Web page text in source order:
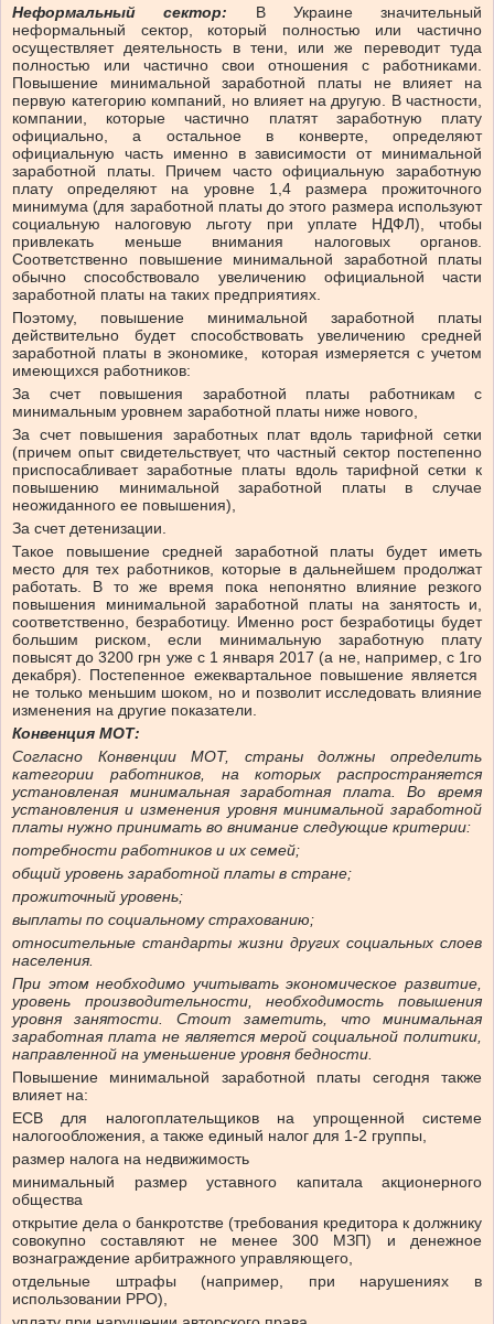
Неформальный сектор: В Украине значительный
неформальный сектор, который полностью или частично
осуществляет деятельность в тени, или же переводит туда
полностью или частично свои отношения с работниками.
Повышение минимальной заработной платы не влияет на
первую категорию компаний, но влияет на другую. В частности,
компании, которые частично платят заработную плату
официально, а остальное в конверте, определяют
официальную часть именно в зависимости от минимальной
заработной платы. Причем часто официальную заработную
плату определяют на уровне 1,4 размера прожиточного
минимума (для заработной платы до этого размера используют
социальную налоговую льготу при уплате НДФЛ), чтобы
привлекать меньше внимания налоговых органов.
Соответственно повышение минимальной заработной платы
обычно способствовало увеличению официальной части
заработной платы на таких предприятиях.
Поэтому, повышение минимальной заработной платы
действительно будет способствовать увеличению средней
заработной платы в экономике, которая измеряется с учетом
имеющихся работников:
За счет повышения заработной платы работникам с
минимальным уровнем заработной платы ниже нового,
За счет повышения заработных плат вдоль тарифной сетки
(причем опыт свидетельствует, что частный сектор постепенно
приспосабливает заработные платы вдоль тарифной сетки к
повышению минимальной заработной платы в случае
неожиданного ее повышения),
За счет детенизации.
Такое повышение средней заработной платы будет иметь
место для тех работников, которые в дальнейшем продолжат
работать. В то же время пока непонятно влияние резкого
повышения минимальной заработной платы на занятость и,
соответственно, безработицу. Именно рост безработицы будет
большим риском, если минимальную заработную плату
повысят до 3200 грн уже с 1 января 2017 (а не, например, с 1го
декабря). Постепенное ежеквартальное повышение является
не только меньшим шоком, но и позволит исследовать влияние
изменения на другие показатели.
Конвенция МОТ:
Согласно Конвенции МОТ, страны должны определить
категории работников, на которых распространяется
установленая минимальная заработная плата. Во время
установления и изменения уровня минимальной заработной
платы нужно принимать во внимание следующие критерии:
потребности работников и их семей;
общий уровень заработной платы в стране;
прожиточный уровень;
выплаты по социальному страхованию;
относительные стандарты жизни других социальных слоев
населения.
При этом необходимо учитывать экономическое развитие,
уровень производительности, необходимость повышения
уровня занятости. Стоит заметить, что минимальная
заработная плата не является мерой социальной политики,
направленной на уменьшение уровня бедности.
Повышение минимальной заработной платы сегодня также
влияет на:
ЕСВ для налогоплательщиков на упрощенной системе
налогообложения, а также единый налог для 1-2 группы,
размер налога на недвижимость
минимальный размер уставного капитала акционерного
общества
открытие дела о банкротстве (требования кредитора к должнику
совокупно составляют не менее 300 МЗП) и денежное
вознаграждение арбитражного управляющего,
отдельные штрафы (например, при нарушениях в
использовании РРО),